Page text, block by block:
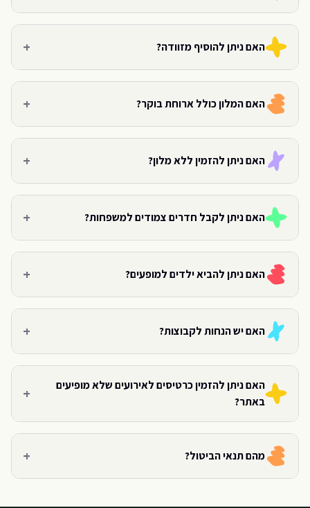
האם ניתן להוסיף מזוודה? +
האם המלון כולל ארוחת בוקר? +
האם ניתן להזמין ללא מלון? +
האם ניתן לקבל חדרים צמודים למשפחות? +
האם ניתן להביא ילדים למופעים? +
האם יש הנחות לקבוצות? +
האם ניתן להזמין כרטיסים לאירועים שלא מופיעים
באתר?
+
מהם תנאי הביטול? +